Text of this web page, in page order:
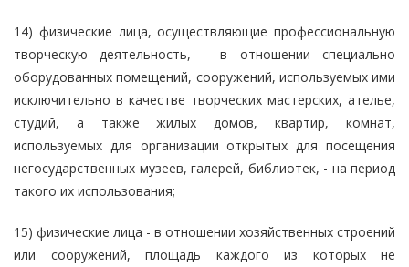
14) физические лица, осуществляющие профессиональную
творческую деятельность, - в отношении специально
оборудованных помещений, сооружений, используемых ими
исключительно в качестве творческих мастерских, ателье,
студий, а также жилых домов, квартир, комнат,
используемых для организации открытых для посещения
негосударственных музеев, галерей, библиотек, - на период
такого их использования;
15) физические лица - в отношении хозяйственных строений
или сооружений, площадь каждого из которых не